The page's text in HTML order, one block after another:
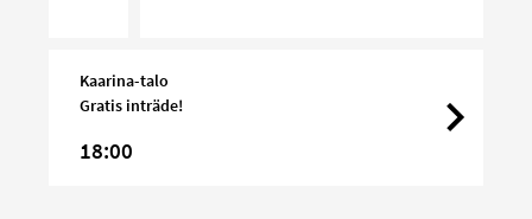
Kaarina-talo
Gratis inträde!
18:00